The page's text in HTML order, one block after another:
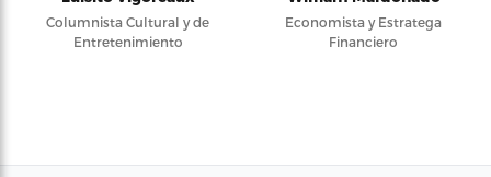
Columnista Cultural y de
Entretenimiento
Economista y Estratega
Financiero